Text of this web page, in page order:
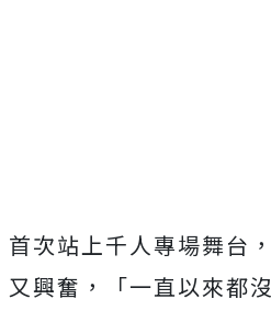
首次站上千人專場舞台
又興奮，「一直以來都